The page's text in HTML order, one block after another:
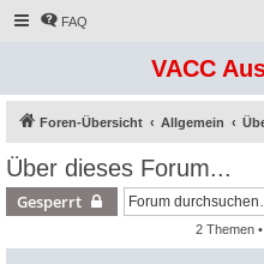
FAQ
VACC
Foren-Übersicht Allgemein
Über dieses Forum...
Gesperrt
2 Themen